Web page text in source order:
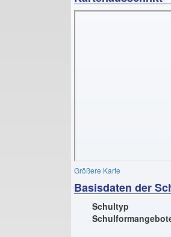
Größere Karte
Basisdaten der
Schultyp